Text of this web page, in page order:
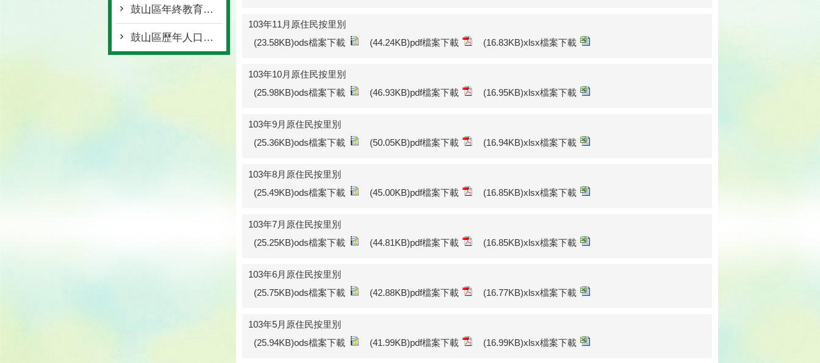
鼓山區年終教育程度統計
鼓山區歷年人口統計
103年11月原住民按里別
(23.58KB)ods檔案下載
(44.24KB)pdf檔案下載 (16.83KB)xlsx檔案下載
103年10月原住民按里別
(25.98KB)ods檔案下載
(46.93KB)pdf檔案下載 (16.95KB)xlsx檔案下載
103年9月原住民按里別
(25.36KB)ods檔案下載
(50.05KB)pdf檔案下載 (16.94KB)xlsx檔案下載
103年8月原住民按里別
(25.49KB)ods檔案下載
(45.00KB)pdf檔案下載 (16.85KB)xlsx檔案下載
103年7月原住民按里別
(25.25KB)ods檔案下載
(44.81KB)pdf檔案下載 (16.85KB)xlsx檔案下載
103年6月原住民按里別
(25.75KB)ods檔案下載
(42.88KB)pdf檔案下載 (16.77KB)xlsx檔案下載
103年5月原住民按里別
(25.94KB)ods檔案下載
(41.99KB)pdf檔案下載 (16.99KB)xlsx檔案下載